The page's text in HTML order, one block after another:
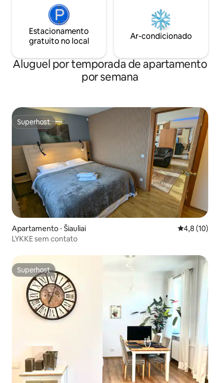
Estacionamento
gratuito no local
Ar-condicionado
Aluguel por temporada de apartamento
por semana
Superhost
Superhost
Apartamento ⋅ Šiauliai 4,8 de uma
4,8 (10)
LYKKE sem contato
Superhost
Superhost